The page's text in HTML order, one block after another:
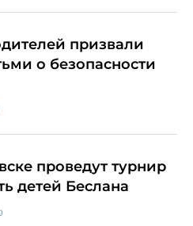
призвали
о безопасности
проведут турнир
детей Беслана